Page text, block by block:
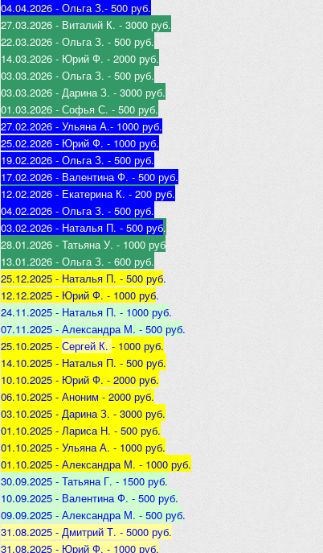
04.04.2026 - Ольга З.- 500 руб.
27.03.2026 - Виталий К. - 3000 руб.
22.03.2026 - Ольга З. - 500 руб.
14.03.2026 - Юрий Ф. - 2000 руб.
03.03.2026 - Ольга З. - 500 руб.
03.03.2026 - Дарина З. - 3000 руб.
01.03.2026 - Софья С. - 500 руб.
27.02.2026 - Ульяна А.- 1000 руб.
25.02.2026 - Юрий Ф. - 1000 руб.
19.02.2026 - Ольга З. - 500 руб.
17.02.2026 - Валентина Ф. - 500 руб.
12.02.2026 - Екатерина К. - 200 руб.
04.02.2026 - Ольга З. - 500 руб.
03.02.2026 - Наталья П. - 500 руб.
28.01.2026 - Татьяна У. - 1000 руб
13.01.2026 - ОльгаЗ. - 600 руб.
25.12.2025 - Наталья П. - 500 руб.
12.12.2025 - Юрий Ф. - 1000 руб.
24.11.2025 - Наталья П. - 1000 руб.
07.11.2025 - Александра М. - 500 руб.
25.10.2025 - Сергей К. - 1000 руб.
14.10.2025 - Наталья П. - 500 руб.
10.10.2025 - Юрий Ф. - 2000 руб.
06.10.2025 - Аноним - 2000 руб.
03.10.2025 - Дарина З. - 3000 руб.
01.10.2025 - Лариса Н. - 500 руб.
01.10.2025 - Ульяна А. - 1000 руб.
01.10.2025 - Александра М. - 1000 руб.
30.09.2025 - Татьяна Г. - 1500 руб.
10.09.2025 - Валентина Ф. - 500 руб.
09.09.2025 - Александра М. - 500 руб.
31.08.2025 - Дмитрий Т. - 5000 руб.
31.08.2025 - Юрий Ф. - 1000 руб.